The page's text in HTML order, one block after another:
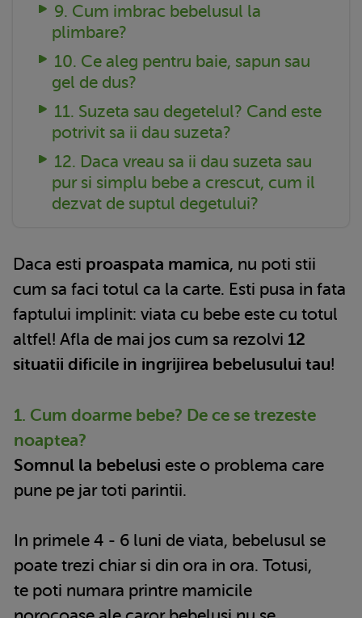
9. Cum imbrac bebelusul la
plimbare?
10. Ce aleg pentru baie, sapun sau
gel de dus?
11. Suzeta sau degetelul? Cand este
potrivit sa ii dau suzeta?
12. Daca vreau sa ii dau suzeta sau
pur si simplu bebe a crescut, cum il
dezvat de suptul degetului?
Daca esti proaspata mamica, nu poti stii
cum sa faci totul ca la carte. Esti pusa in fata
faptului implinit: viata cu bebe este cu totul
altfel! Afla de mai jos cum sa rezolvi 12
situatii dificile in ingrijirea bebelusului tau!
1. Cum doarme bebe? De ce se trezeste
noaptea?
Somnul la bebelusi este o problema care
pune pe jar toti parintii.
In primele 4 - 6 luni de viata, bebelusul se
poate trezi chiar si din ora in ora. Totusi,
te poti numara printre mamicile